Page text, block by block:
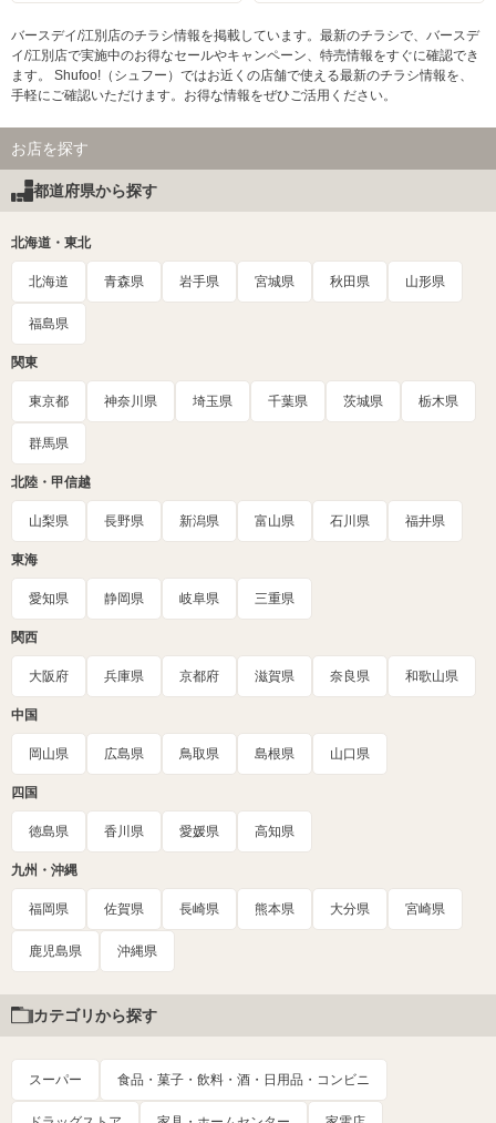
バースデイ/江別店のチラシ情報を掲載しています。最新のチラシで、バースデ
イ/江別店で実施中のお得なセールやキャンペーン、特売情報をすぐに確認でき
ます。 Shufoo!（シュフー）ではお近くの店舗で使える最新のチラシ情報を、
手軽にご確認いただけます。お得な情報をぜひご活用ください。
お店を探す
都道府県から探す
北海道・東北
北海道 青森県 岩手県 宮城県 秋田県 山形県
福島県
関東
東京都 神奈川県 埼玉県 千葉県 茨城県 栃木県
群馬県
北陸・甲信越
山梨県 長野県 新潟県 富山県 石川県 福井県
東海
愛知県 静岡県 岐阜県 三重県
関西
大阪府 兵庫県 京都府 滋賀県 奈良県 和歌山県
中国
岡山県 広島県 鳥取県 島根県 山口県
四国
徳島県 香川県 愛媛県 高知県
九州・沖縄
福岡県 佐賀県 長崎県 熊本県 大分県 宮崎県
鹿児島県 沖縄県
カテゴリから探す
スーパー 食品・菓子・飲料・酒・日用品・コンビニ